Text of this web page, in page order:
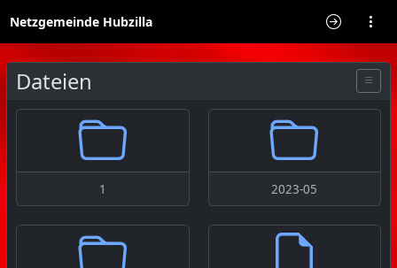
Netzgemeinde Hubzilla
Dateien
1 2023-05